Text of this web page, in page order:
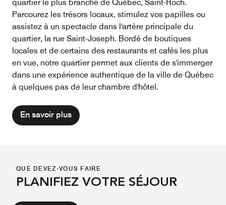
quartier le plus branché de Québec, Saint-Roch.
Parcourez les trésors locaux, stimulez vos papilles ou
assistez à un spectacle dans l'artère principale du
quartier, la rue Saint-Joseph. Bordé de boutiques
locales et de certains des restaurants et cafés les plus
en vue, notre quartier permet aux clients de s'immerger
dans une expérience authentique de la ville de Québec
à quelques pas de leur chambre d'hôtel.
En savoir plus
QUE DEVEZ-VOUS FAIRE
PLANIFIEZ VOTRE SÉJOUR